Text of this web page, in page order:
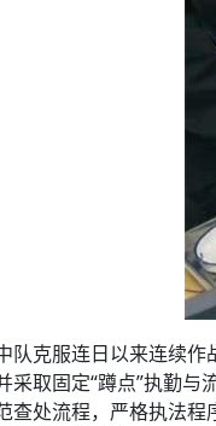
队克服连日以来连续
采取固定“蹲点”执勤
查处流程，严格执法